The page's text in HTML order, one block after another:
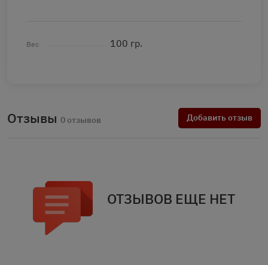
Вес 100 гр.
Отзывы 0 отзывов Добавить отзыв
ОТЗЫВОВ ЕЩЕ НЕТ